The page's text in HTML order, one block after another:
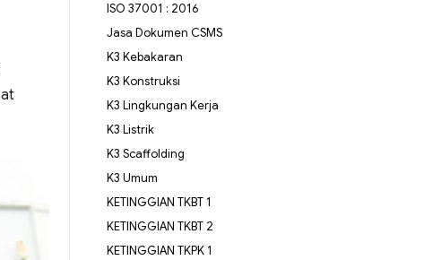
ISO 37001 : 2016
Jasa Dokumen CSMS
K3 Kebakaran
K3 Konstruksi
K3 Lingkungan Kerja
K3 Listrik
K3 Scaffolding
K3 Umum
KETINGGIAN TKBT 1
KETINGGIAN TKBT 2
KETINGGIAN TKPK 1